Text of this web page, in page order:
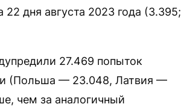
дня августа 2023 года (3.395;
27.469 попыток
(Польша — 23.048, Латвия —
чем за аналогичный